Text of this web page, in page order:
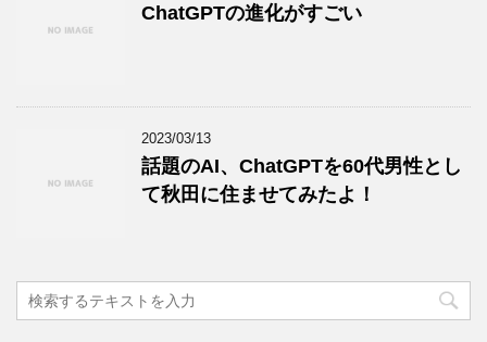
ChatGPTの進化がすごい
2023/03/13
話題のAI、ChatGPTを60代男性とし
て秋田に住ませてみたよ！